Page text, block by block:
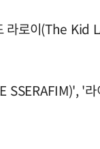
라로이(The Kid
SSERAFIM)', '